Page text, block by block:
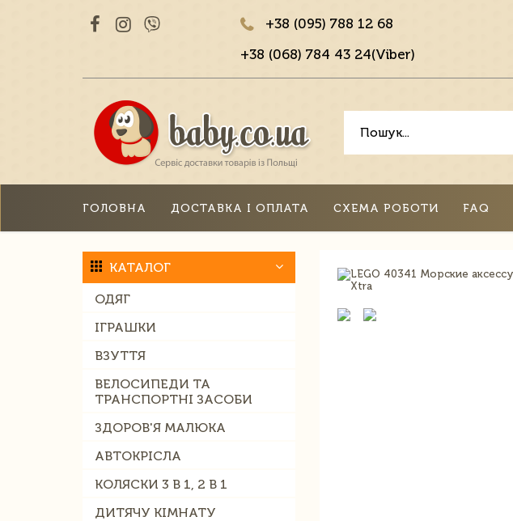
+38 (095) 788 12 68
+38 (068) 784 43 24(Viber)
ГОЛОВНА ДОСТАВКА І ОПЛАТА СХЕМА РОБОТИ FAQ
КАТАЛОГ
ОДЯГ
ІГРАШКИ
ВЗУТТЯ
ВЕЛОСИПЕДИ ТА
ТРАНСПОРТНІ ЗАСОБИ
ЗДОРОВ'Я МАЛЮКА
АВТОКРІСЛА
КОЛЯСКИ 3 В 1, 2 В 1
ДИТЯЧУ КІМНАТУ